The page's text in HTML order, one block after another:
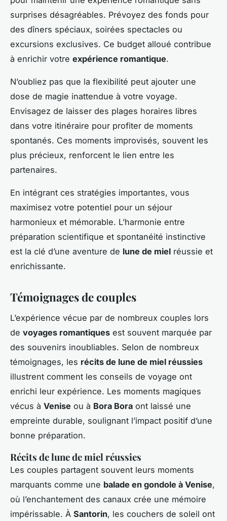
surprises désagréables. Prévoyez des fonds pour
des dîners spéciaux, soirées spectacles ou
excursions exclusives. Ce budget alloué contribue
à enrichir votre expérience romantique.
N’oubliez pas que la flexibilité peut ajouter une
dose de magie inattendue à votre voyage.
Envisagez de laisser des plages horaires libres
dans votre itinéraire pour profiter de moments
spontanés. Ces moments improvisés, souvent les
plus précieux, renforcent le lien entre les
partenaires.
En intégrant ces stratégies importantes, vous
maximisez votre potentiel pour un séjour
harmonieux et mémorable. L’harmonie entre
préparation scientifique et spontanéité instinctive
est la clé d’une aventure de lune de miel réussie et
enrichissante.
Témoignages de couples
L’expérience vécue par de nombreux couples lors
de voyages romantiques est souvent marquée par
des souvenirs inoubliables. Selon de nombreux
témoignages, les récits de lune de miel réussies
illustrent comment les conseils de voyage ont
enrichi leur expérience. Les moments magiques
vécus à Venise ou à Bora Bora ont laissé une
empreinte durable, soulignant l’impact positif d’une
bonne préparation.
Récits de lune de miel réussies
Les couples partagent souvent leurs moments
marquants comme une balade en gondole à Venise,
où l’enchantement des canaux crée une mémoire
impérissable. À Santorin, les couchers de soleil ont